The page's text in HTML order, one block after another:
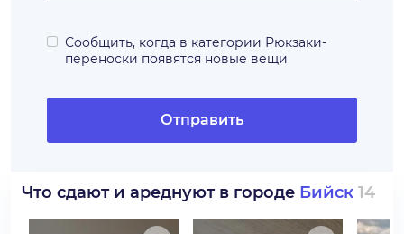
Сообщить, когда в категории Рюкзаки-
переноски появятся новые вещи
Отправить
Что сдают и ареднуют в городе Бийск 14